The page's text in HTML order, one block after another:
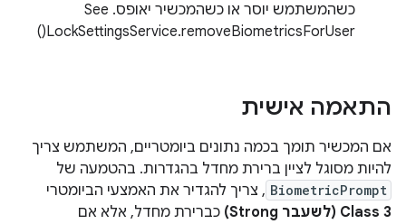
כשהמשתמש יוסר או כשהמכשיר יאופס. ‫See
LockSettingsService.removeBiometricsForUser()
התאמה אישית
אם המכשיר תומך בכמה נתונים ביומטריים, המשתמש צריך
להיות מסוגל לציין ברירת מחדל בהגדרות. בהטמעה של
BiometricPrompt , צריך להגדיר את האמצעי הביומטרי
Class 3 (לשעבר Strong)
כברירת מחדל, אלא אם